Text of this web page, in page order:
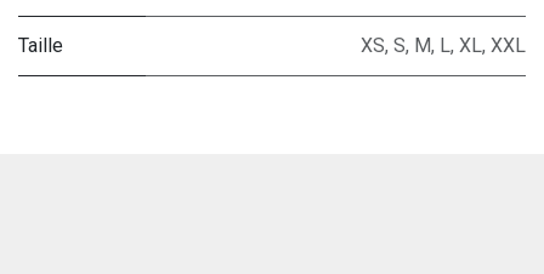
Taille XS, S, M, L, XL, XXL